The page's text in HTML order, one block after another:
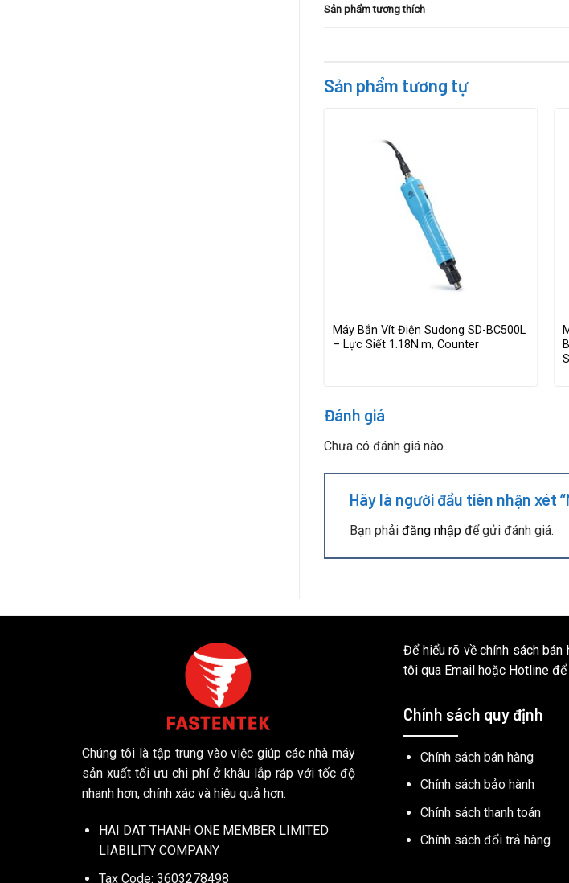
Sản phẩm tương thích
Sản phẩm tương tự
Máy Bắn Vít Điện Sudong SD-BC500L
– Lực Siết 1.18N.m, Counter
Đánh giá
Chưa có đánh giá nào.
Hãy là người đầu tiên nhận xét
Bạn phải đăng nhập để gửi đánh giá.
Chúng tôi là tập trung vào việc giúp các nhà máy
sản xuất tối ưu chi phí ở khâu lắp ráp với tốc độ
nhanh hơn, chính xác và hiệu quả hơn.
HAI DAT THANH ONE MEMBER LIMITED
LIABILITY COMPANY
Tax Code: 3603278498
Để hiểu rõ về chính sách
tôi qua Email hoặc Hotline
Chính sách quy định
Chính sách bán hàng
Chính sách bảo hành
Chính sách thanh toán
Chính sách đổi trả hàng